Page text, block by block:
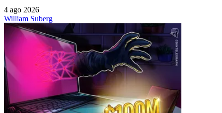
4 ago 2026
William Suberg